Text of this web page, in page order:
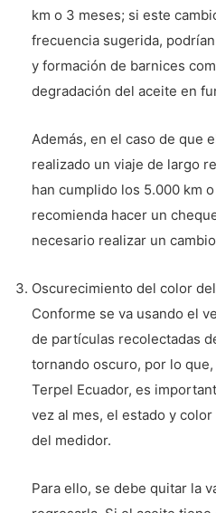
km o 3 meses; si este
frecuencia sugerida,
y formación de barnices
degradación del aceite en
Además, en el caso de que
realizado un viaje de largo
han cumplido los 5.000 km
recomienda hacer un
necesario realizar un
Oscurecimiento del color
Conforme se va usando el
de partículas recolectadas
tornando oscuro, por lo
Terpel Ecuador, es
vez al mes, el estado y
del medidor.
Para ello, se debe quitar la